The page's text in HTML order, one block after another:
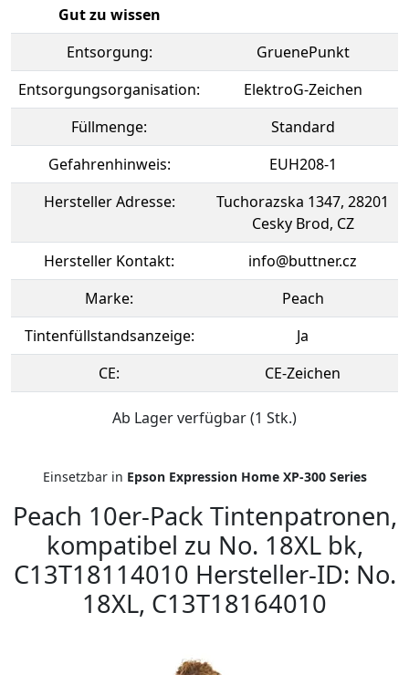
Gut zu wissen
Entsorgung:
GruenePunkt
Entsorgungsorganisation:
ElektroG-Zeichen
Füllmenge:
Standard
Gefahrenhinweis:
EUH208-1
Hersteller Adresse:
Tuchorazska 1347, 28201
Cesky Brod, CZ
Hersteller Kontakt:
info@buttner.cz
Marke:
Peach
Tintenfüllstandsanzeige:
Ja
CE:
CE-Zeichen
Ab Lager verfügbar (1 Stk.)
Einsetzbar in Epson Expression Home XP-300 Series
Peach 10er-Pack Tintenpatronen,
kompatibel zu No. 18XL bk,
C13T18114010 Hersteller-ID: No.
18XL, C13T18164010